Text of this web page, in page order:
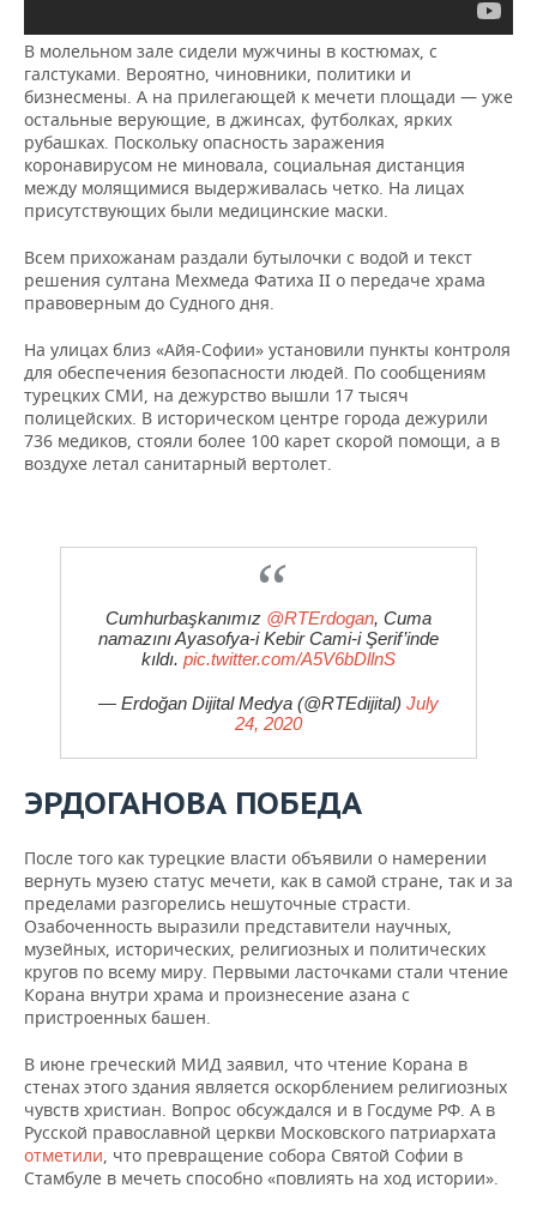
В молельном зале сидели мужчины в костюмах, с
галстуками. Вероятно, чиновники, политики и
бизнесмены. А на прилегающей к мечети площади — уже
остальные верующие, в джинсах, футболках, ярких
рубашках. Поскольку опасность заражения
коронавирусом не миновала, социальная дистанция
между молящимися выдерживалась четко. На лицах
присутствующих были медицинские маски.
Всем прихожанам раздали бутылочки с водой и текст
решения султана Мехмеда Фатиха II о передаче храма
правоверным до Судного дня.
На улицах близ «Айя-Софии» установили пункты контроля
для обеспечения безопасности людей. По сообщениям
турецких СМИ, на дежурство вышли 17 тысяч
полицейских. В историческом центре города дежурили
736 медиков, стояли более 100 карет скорой помощи, а в
воздухе летал санитарный вертолет.
Cumhurbaşkanımız @RTErdogan, Cuma
namazını Ayasofya-i Kebir Cami-i Şerif’inde
kıldı. pic.twitter.com/A5V6bDllnS
— Erdoğan Dijital Medya (@RTEdijital) July
24, 2020
ЭРДОГАНОВА ПОБЕДА
После того как турецкие власти объявили о намерении
вернуть музею статус мечети, как в самой стране, так и за
пределами разгорелись нешуточные страсти.
Озабоченность выразили представители научных,
музейных, исторических, религиозных и политических
кругов по всему миру. Первыми ласточками стали чтение
Корана внутри храма и произнесение азана с
пристроенных башен.
В июне греческий МИД заявил, что чтение Корана в
стенах этого здания является оскорблением религиозных
чувств христиан. Вопрос обсуждался и в Госдуме РФ. А в
Русской православной церкви Московского патриархата
отметили, что превращение собора Святой Софии в
Стамбуле в мечеть способно «повлиять на ход истории».